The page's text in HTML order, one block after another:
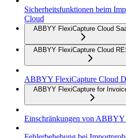
Sicherheitsfunktionen beim
Cloud
ABBYY FlexiCapture Cloud
ABBYY FlexiCapture Cloud
ABBYY FlexiCapture Cloud
ABBYY FlexiCapture for
Einschränkungen von